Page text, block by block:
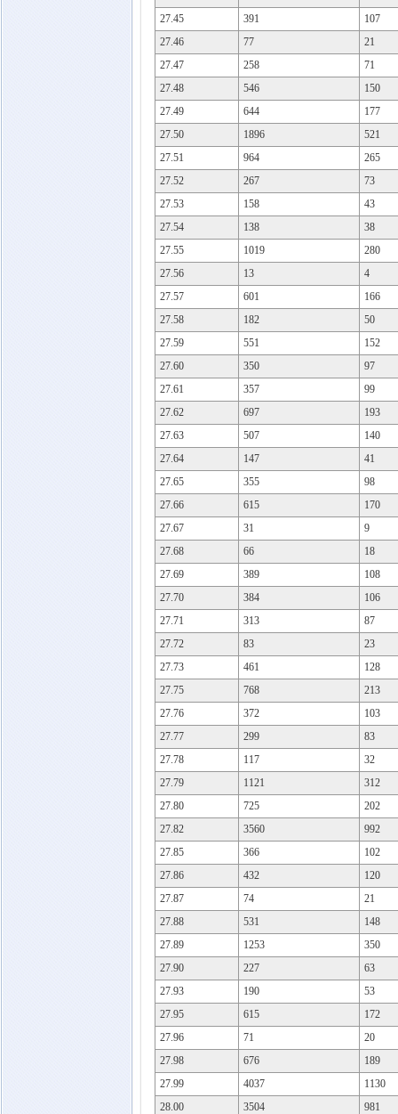
27.45
391
107
27.46
77
21
27.47
258
71
27.48
546
150
27.49
644
177
27.50
1896
521
27.51
964
265
27.52
267
73
27.53
158
43
27.54
138
38
27.55
1019
280
27.56
13
4
27.57
601
166
27.58
182
50
27.59
551
152
27.60
350
97
27.61
357
99
27.62
697
193
27.63
507
140
27.64
147
41
27.65
355
98
27.66
615
170
27.67
31
9
27.68
66
18
27.69
389
108
27.70
384
106
27.71
313
87
27.72
83
23
27.73
461
128
27.75
768
213
27.76
372
103
27.77
299
83
27.78
117
32
27.79
1121
312
27.80
725
202
27.82
3560
992
27.85
366
102
27.86
432
120
27.87
74
21
27.88
531
148
27.89
1253
350
27.90
227
63
27.93
190
53
27.95
615
172
27.96
71
20
27.98
676
189
27.99
4037
1130
28.00
3504
981